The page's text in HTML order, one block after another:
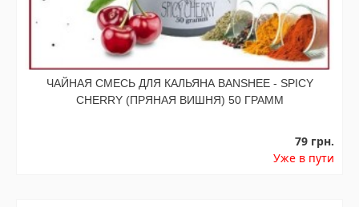
ЧАЙНАЯ СМЕСЬ ДЛЯ КАЛЬЯНА BANSHEE - SPICY
CHERRY (ПРЯНАЯ ВИШНЯ) 50 ГРАММ
79 грн.
Уже в пути